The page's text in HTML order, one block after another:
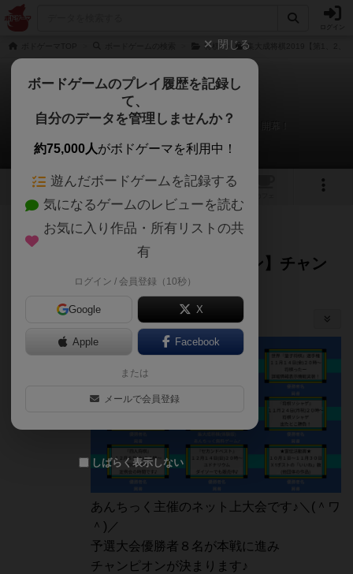
将棋 集大成将棋2019【第1、2、3
集大成将棋2019
第１回【新型将棋サロン】チャンピオン大会！開幕！
12 24 2
473名
第１回【新型将棋サロン】チャン
ピオン大会！開幕！
（ 14）
その他の告知・宣伝等
あんちっく主催のネット上大会です♪＼(＾ワ
＾)／
予選大会優勝者８名が本戦に進み
チャンピオンが決まります♪
たまご
あんちっく
シェアする
閉じる
ボードゲームのプレイ履歴を記録し
て、
自分のデータを管理しませんか？
約75,000人がボドゲーマを利用中！
遊んだボードゲームを記録する
気になるゲームのレビューを読む
お気に入り作品・所有リストの共
有
ログイン / 会員登録（10秒）
Google X
Apple Facebook
または
メールで会員登録
しばらく表示しない